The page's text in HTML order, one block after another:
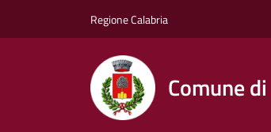
Regione Calabria
Comune